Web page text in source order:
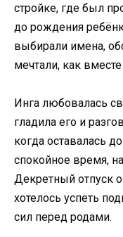
стройке, где был
до рождения
выбирали имена,
мечтали, как
Инга любовалась
гладила его и
когда оставалась
спокойное время,
Декретный отпуск
хотелось успеть
сил перед родами.